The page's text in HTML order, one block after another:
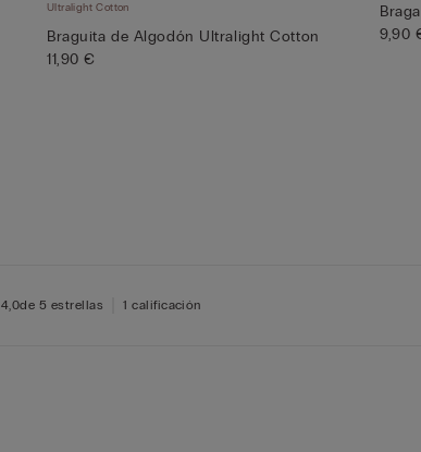
Ultralight Cotton
Braguita de Algodón Ultralight Cotton
11,90 €
9,90
4,0de 5 estrellas 1 calificación